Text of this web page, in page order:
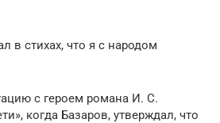
в стихах, что я с народом
с героем романа И. С.
когда Базаров, утверждал, что